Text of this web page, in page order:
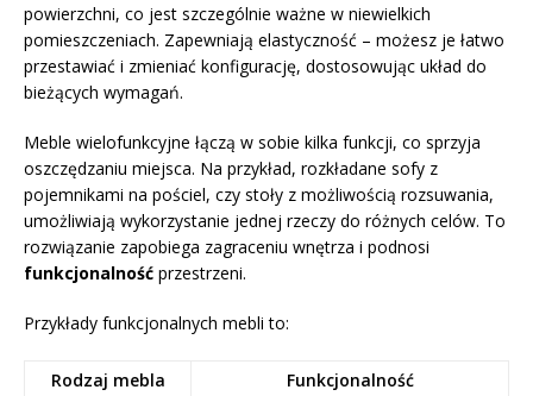
powierzchni, co jest szczególnie ważne w niewielkich
pomieszczeniach. Zapewniają elastyczność – możesz je łatwo
przestawiać i zmieniać konfigurację, dostosowując układ do
bieżących wymagań.
Meble wielofunkcyjne łączą w sobie kilka funkcji, co sprzyja
oszczędzaniu miejsca. Na przykład, rozkładane sofy z
pojemnikami na pościel, czy stoły z możliwością rozsuwania,
umożliwiają wykorzystanie jednej rzeczy do różnych celów. To
rozwiązanie zapobiega zagraceniu wnętrza i podnosi
funkcjonalność przestrzeni.
Przykłady funkcjonalnych mebli to:
Rodzaj mebla
Funkcjonalność